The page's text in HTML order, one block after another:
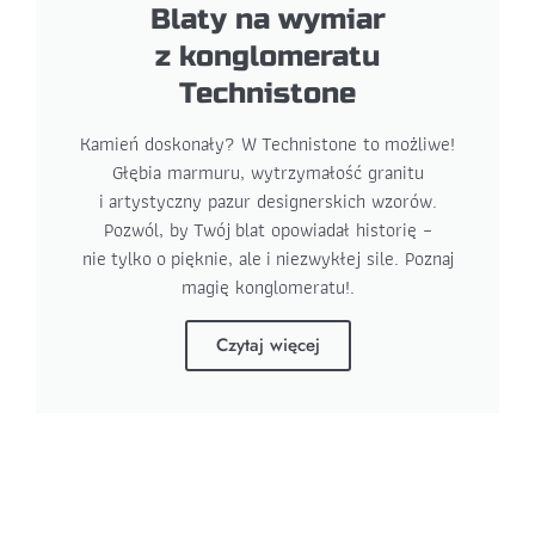
Blaty na wymiar
z konglomeratu
Technistone
Kamień doskonały? W Technistone to możliwe!
Głębia marmuru, wytrzymałość granitu
i artystyczny pazur designerskich wzorów.
Pozwól, by Twój blat opowiadał historię –
nie tylko o pięknie, ale i niezwykłej sile. Poznaj
magię konglomeratu!.
Czytaj więcej